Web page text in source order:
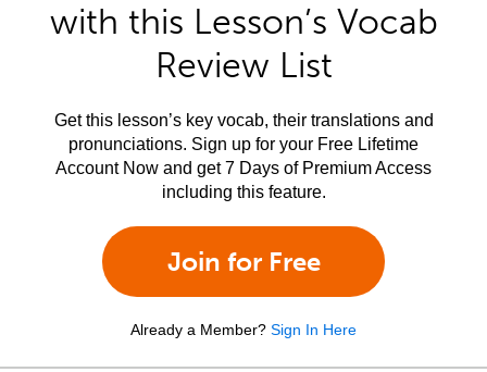
with this Lesson’s Vocab
Review List
Get this lesson’s key vocab, their translations and
pronunciations. Sign up for your Free Lifetime
Account Now and get 7 Days of Premium Access
including this feature.
Join for Free
Already a Member? Sign In Here